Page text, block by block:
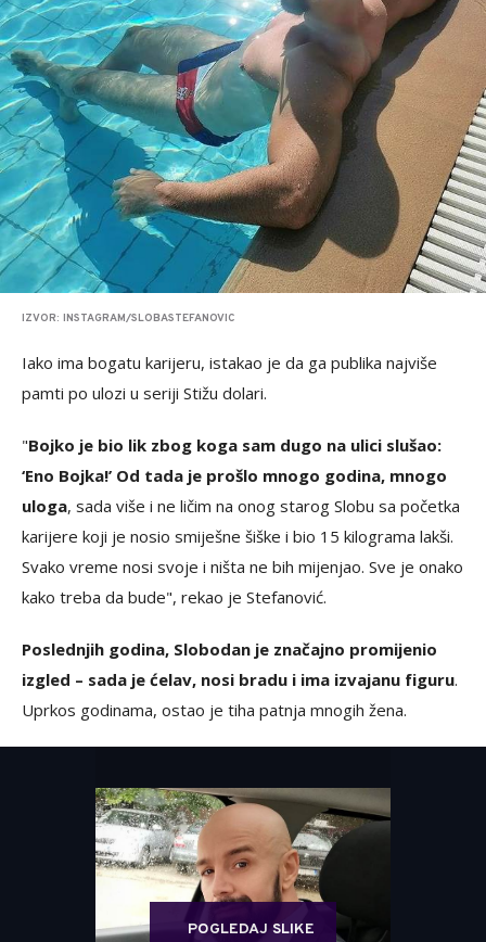
IZVOR: INSTAGRAM/SLOBASTEFANOVIC
Iako ima bogatu karijeru, istakao je da ga publika najviše
pamti po ulozi u seriji Stižu dolari.
"Bojko je bio lik zbog koga sam dugo na ulici slušao:
‘Eno Bojka!’ Od tada je prošlo mnogo godina, mnogo
uloga, sada više i ne ličim na onog starog Slobu sa početka
karijere koji je nosio smiješne šiške i bio 15 kilograma lakši.
Svako vreme nosi svoje i ništa ne bih mijenjao. Sve je onako
kako treba da bude", rekao je Stefanović.
Poslednjih godina, Slobodan je značajno promijenio
izgled – sada je ćelav, nosi bradu i ima izvajanu figuru.
Uprkos godinama, ostao je tiha patnja mnogih žena.
POGLEDAJ SLIKE